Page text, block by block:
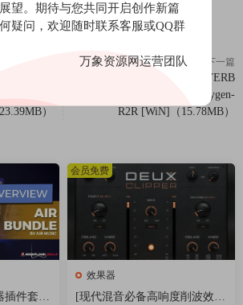
多彩》
置》
》
塔》
亡降临》
幻岛》
空》
通过Aqent方法
设计
制
and
）
下一篇
[混响效果器] Overloud BREVERB
2 v2.1.18 Incl Patched and Keygen-
R2R [WiN]（15.78MB）
插件套
效果器
[现代混音必备高响度削波效果
会员免费
望。期待与您共同开启创作新篇
疑问，欢迎随时联系客服或QQ群
万象资源网运营团队